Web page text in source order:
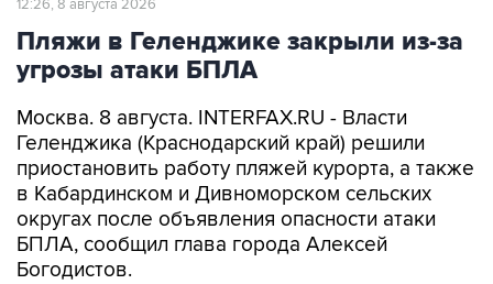
12:26, 8 августа 2026
Пляжи в Геленджике закрыли из-за
угрозы атаки БПЛА
Москва. 8 августа. INTERFAX.RU - Власти
Геленджика (Краснодарский край) решили
приостановить работу пляжей курорта, а также
в Кабардинском и Дивноморском сельских
округах после объявления опасности атаки
БПЛА, сообщил глава города Алексей
Богодистов.